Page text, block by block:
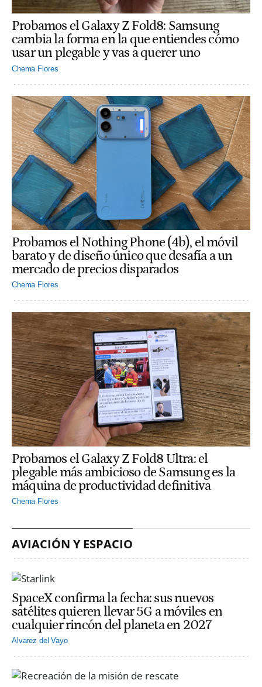
Probamos el Galaxy Z Fold8: Samsung
cambia la forma en la que entiendes cómo
usar un plegable y vas a querer uno
Chema Flores
Probamos el Nothing Phone (4b), el móvil
barato y de diseño único que desafía a un
mercado de precios disparados
Chema Flores
Probamos el Galaxy Z Fold8 Ultra: el
plegable más ambicioso de Samsung es la
máquina de productividad definitiva
Chema Flores
AVIACIÓN Y ESPACIO
SpaceX confirma la fecha: sus nuevos
satélites quieren llevar 5G a móviles en
cualquier rincón del planeta en 2027
Alvarez del Vayo